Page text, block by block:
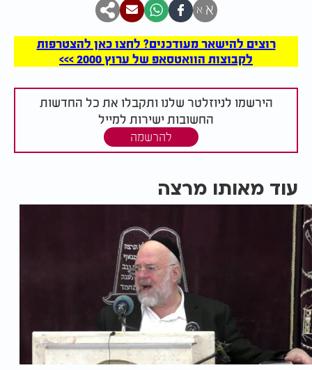
א א
רוצים להישאר מעודכנים? לחצו כאן להצטרפות
לקבוצות הוואטסאפ של ערוץ 2000 >>>
הירשמו לניוזלטר שלנו ותקבלו את כל החדשות
החשובות ישירות למייל
להרשמה
עוד מאותו מרצה